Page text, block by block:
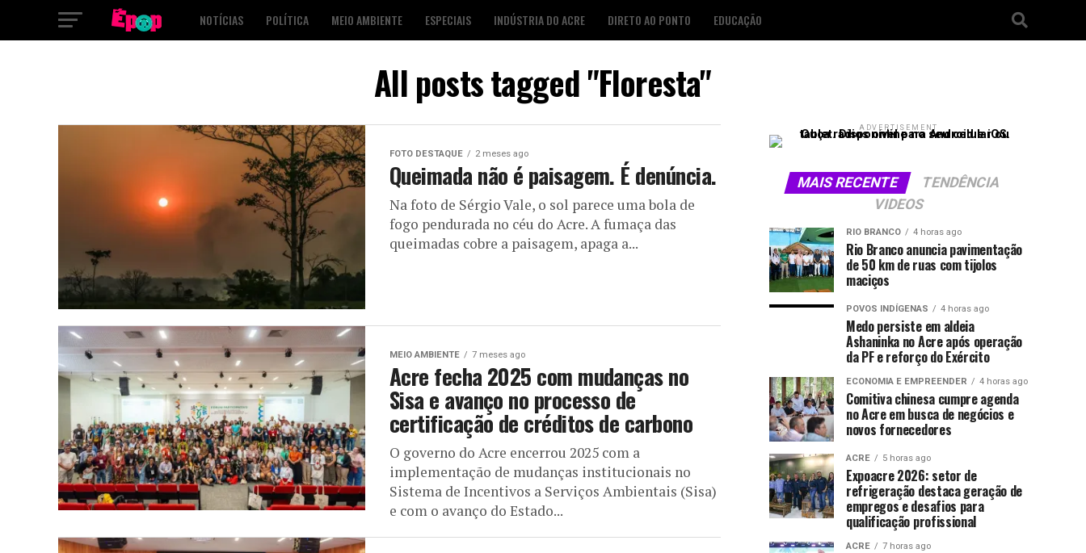
NOTÍCIAS POLÍTICA MEIO AMBIENTE ESPECIAIS INDÚSTRIA DO ACRE DIRETO AO PONTO EDUCAÇÃO
All posts tagged "Floresta"
FOTO DESTAQUE 2 meses ago
Queimada não é paisagem. É denúncia.
Na foto de Sérgio Vale, o sol parece uma bola de
fogo pendurada no céu do Acre. A fumaça das
queimadas cobre a paisagem, apaga a...
MEIO AMBIENTE 7 meses ago
Acre fecha 2025 com mudanças no
Sisa e avanço no processo de
certificação de créditos de carbono
O governo do Acre encerrou 2025 com a
implementação de mudanças institucionais no
Sistema de Incentivos a Serviços Ambientais (Sisa)
e com o avanço do Estado...
ADVERTISEMENT
MAIS RECENTE
TENDÊNCIA
VIDEOS
RIO BRANCO 4 horas ago
Rio Branco anuncia pavimentação
de 50 km de ruas com tijolos
maciços
POVOS INDÍGENAS 4 horas ago
Medo persiste em aldeia
Ashaninka no Acre após operação
da PF e reforço do Exército
ECONOMIA E EMPREENDER 4 horas ago
Comitiva chinesa cumpre agenda
no Acre em busca de negócios e
novos fornecedores
ACRE 5 horas ago
Expoacre 2026: setor de
refrigeração destaca geração de
empregos e desafios para
qualificação profissional
ACRE 7 horas ago